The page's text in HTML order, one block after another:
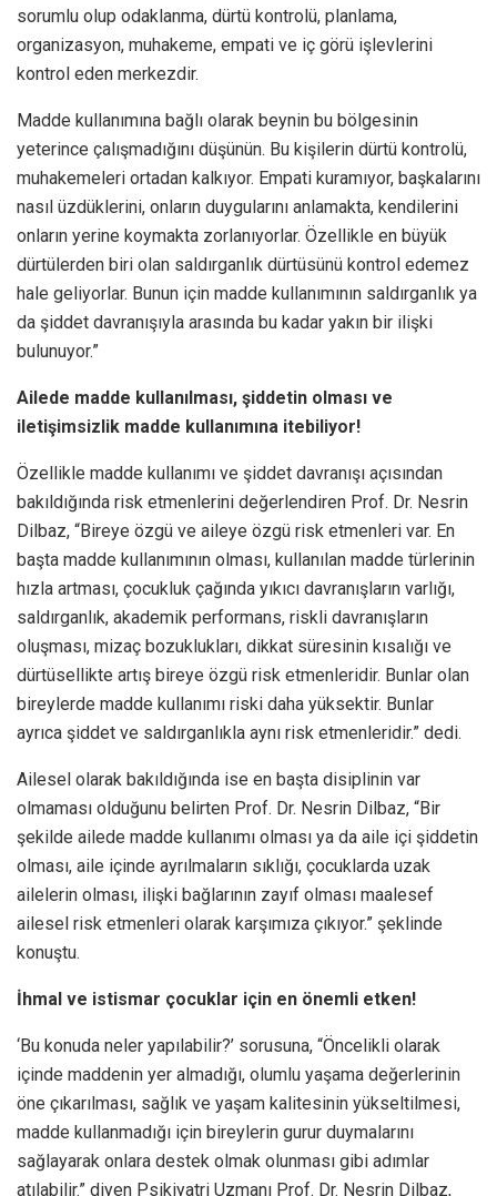
sorumlu olup odaklanma, dürtü kontrolü, planlama,
organizasyon, muhakeme, empati ve iç görü işlevlerini
kontrol eden merkezdir.
Madde kullanımına bağlı olarak beynin bu bölgesinin
yeterince çalışmadığını düşünün. Bu kişilerin dürtü kontrolü,
muhakemeleri ortadan kalkıyor. Empati kuramıyor, başkalarını
nasıl üzdüklerini, onların duygularını anlamakta, kendilerini
onların yerine koymakta zorlanıyorlar. Özellikle en büyük
dürtülerden biri olan saldırganlık dürtüsünü kontrol edemez
hale geliyorlar. Bunun için madde kullanımının saldırganlık ya
da şiddet davranışıyla arasında bu kadar yakın bir ilişki
bulunuyor.”
Ailede madde kullanılması, şiddetin olması ve
iletişimsizlik madde kullanımına itebiliyor!
Özellikle madde kullanımı ve şiddet davranışı açısından
bakıldığında risk etmenlerini değerlendiren Prof. Dr. Nesrin
Dilbaz, “Bireye özgü ve aileye özgü risk etmenleri var. En
başta madde kullanımının olması, kullanılan madde türlerinin
hızla artması, çocukluk çağında yıkıcı davranışların varlığı,
saldırganlık, akademik performans, riskli davranışların
oluşması, mizaç bozuklukları, dikkat süresinin kısalığı ve
dürtüsellikte artış bireye özgü risk etmenleridir. Bunlar olan
bireylerde madde kullanımı riski daha yüksektir. Bunlar
ayrıca şiddet ve saldırganlıkla aynı risk etmenleridir.” dedi.
Ailesel olarak bakıldığında ise en başta disiplinin var
olmaması olduğunu belirten Prof. Dr. Nesrin Dilbaz, “Bir
şekilde ailede madde kullanımı olması ya da aile içi şiddetin
olması, aile içinde ayrılmaların sıklığı, çocuklarda uzak
ailelerin olması, ilişki bağlarının zayıf olması maalesef
ailesel risk etmenleri olarak karşımıza çıkıyor.” şeklinde
konuştu.
İhmal ve istismar çocuklar için en önemli etken!
‘Bu konuda neler yapılabilir?’ sorusuna, “Öncelikli olarak
içinde maddenin yer almadığı, olumlu yaşama değerlerinin
öne çıkarılması, sağlık ve yaşam kalitesinin yükseltilmesi,
madde kullanmadığı için bireylerin gurur duymalarını
sağlayarak onlara destek olmak olunması gibi adımlar
atılabilir.” diyen Psikiyatri Uzmanı Prof. Dr. Nesrin Dilbaz,